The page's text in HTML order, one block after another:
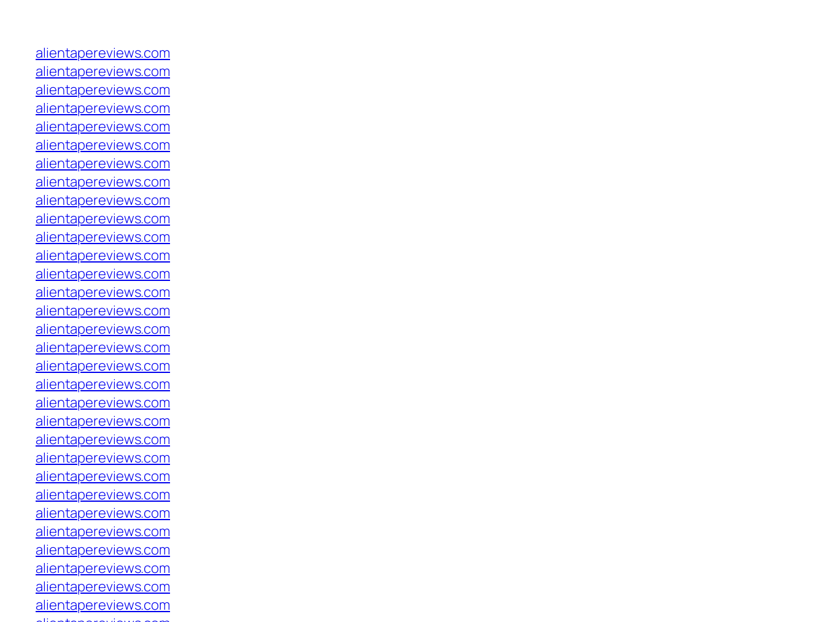
alientapereviews.com
alientapereviews.com
alientapereviews.com
alientapereviews.com
alientapereviews.com
alientapereviews.com
alientapereviews.com
alientapereviews.com
alientapereviews.com
alientapereviews.com
alientapereviews.com
alientapereviews.com
alientapereviews.com
alientapereviews.com
alientapereviews.com
alientapereviews.com
alientapereviews.com
alientapereviews.com
alientapereviews.com
alientapereviews.com
alientapereviews.com
alientapereviews.com
alientapereviews.com
alientapereviews.com
alientapereviews.com
alientapereviews.com
alientapereviews.com
alientapereviews.com
alientapereviews.com
alientapereviews.com
alientapereviews.com